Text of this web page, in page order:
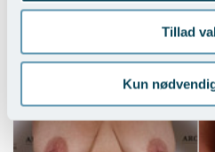
Tillad
Kun